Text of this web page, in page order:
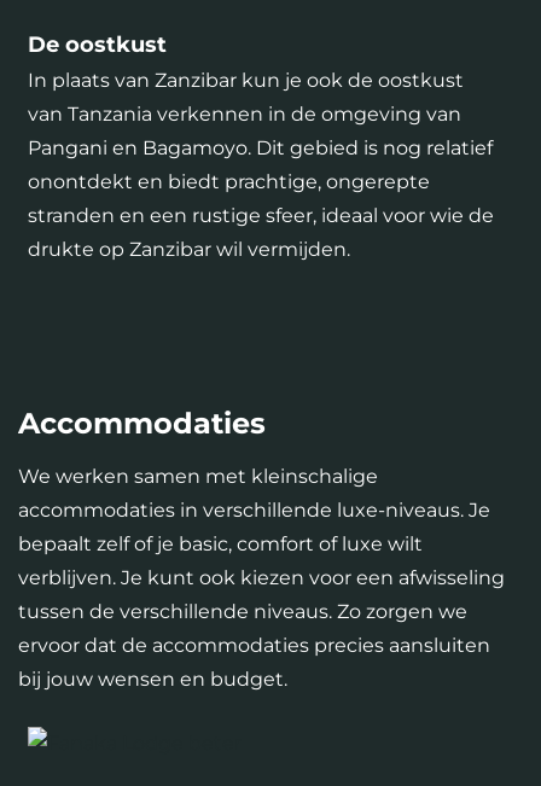
De oostkust
In plaats van Zanzibar kun je ook de oostkust
van Tanzania verkennen in de omgeving van
Pangani en Bagamoyo. Dit gebied is nog relatief
onontdekt en biedt prachtige, ongerepte
stranden en een rustige sfeer, ideaal voor wie de
drukte op Zanzibar wil vermijden.
Accommodaties
We werken samen met kleinschalige
accommodaties in verschillende luxe-niveaus. Je
bepaalt zelf of je basic, comfort of luxe wilt
verblijven. Je kunt ook kiezen voor een afwisseling
tussen de verschillende niveaus. Zo zorgen we
ervoor dat de accommodaties precies aansluiten
bij jouw wensen en budget.